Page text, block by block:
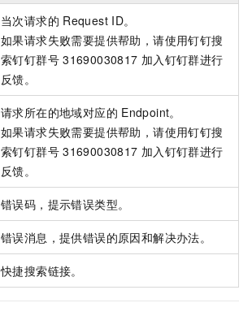
当次请求的 Request ID。
如果请求失败需要提供帮助，请使用钉钉搜
索钉钉群号 31690030817 加入钉钉群进行
反馈。
请求所在的地域对应的 Endpoint。
如果请求失败需要提供帮助，请使用钉钉搜
索钉钉群号 31690030817 加入钉钉群进行
反馈。
错误码，提示错误类型。
错误消息，提供错误的原因和解决办法。
快捷搜索链接。